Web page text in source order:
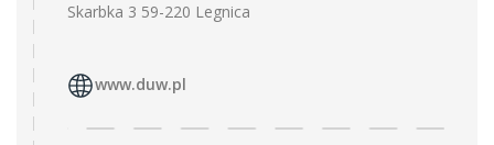
Skarbka 3 59-220 Legnica
www.duw.pl